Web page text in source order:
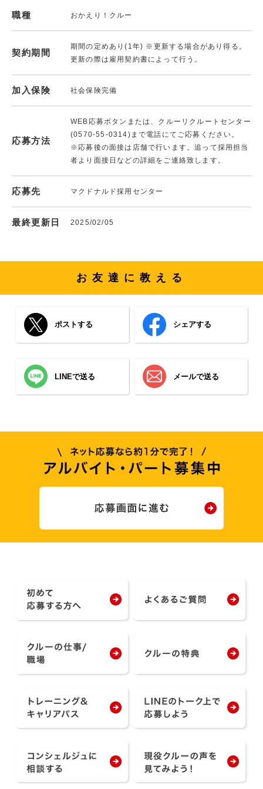
職種 おかえり！クルー
契約期間
期間の定めあり(1年) ※更新する場合があり得る。
更新の際は雇用契約書によって行う。
加入保険 社会保険完備
応募方法
WEB応募ボタンまたは、クルーリクルートセンター
(0570-55-0314)まで電話にてご応募ください。
※応募後の面接は店舗で行います。追って採用担当
者より面接日などの詳細をご連絡致します。
応募先 マクドナルド採用センター
最終更新日 2025/02/05
お友達に教える
ポストする シェアする
LINEで送る メールで送る